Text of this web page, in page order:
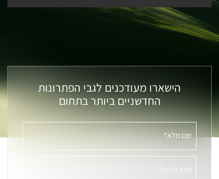
הישארו מעודכנים לגבי הפתרונות
החדשניים ביותר בתחום
שם מלא*
כתובת מייל*